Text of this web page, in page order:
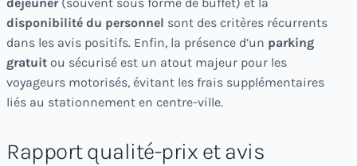
disponibilité du personnel sont des critères récurrents
dans les avis positifs. Enfin, la présence d’un parking
gratuit ou sécurisé est un atout majeur pour les
voyageurs motorisés, évitant les frais supplémentaires
liés au stationnement en centre-ville.
Rapport qualité-prix et avis